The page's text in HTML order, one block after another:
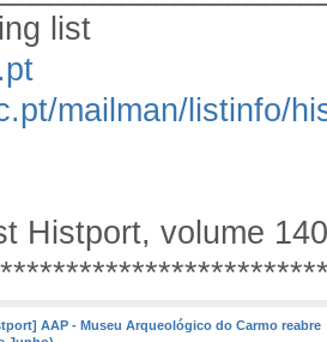
list
mailman/listinfo/
Histport, volume
AAP - Museu Arqueológico do Carmo reabre